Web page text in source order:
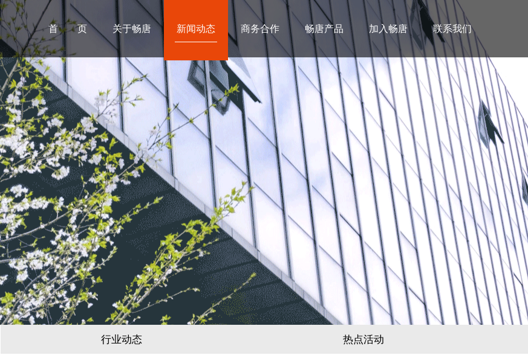
首 页 关于畅唐 新闻动态 商务合作 畅唐产品 加入畅唐 联系我们
行业动态 热点活动